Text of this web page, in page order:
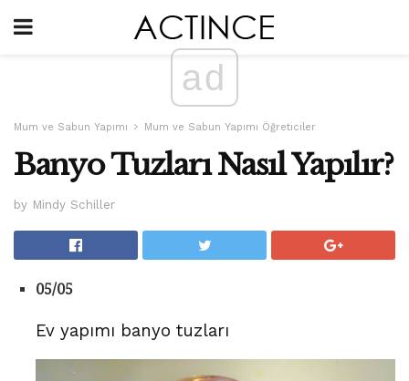
ad
Mum ve Sabun Yapımı Mum ve Sabun Yapımı Öğreticiler
Banyo Tuzları Nasıl Yapılır?
by Mindy Schiller
05/05
Ev yapımı banyo tuzları